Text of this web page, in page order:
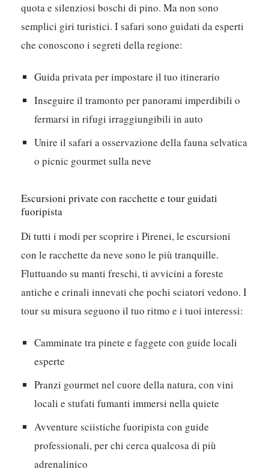
quota e silenziosi boschi di pino. Ma non sono
semplici giri turistici. I safari sono guidati da esperti
che conoscono i segreti della regione:
Guida privata per impostare il tuo itinerario
Inseguire il tramonto per panorami imperdibili o
fermarsi in rifugi irraggiungibili in auto
Unire il safari a osservazione della fauna selvatica
o picnic gourmet sulla neve
Escursioni private con racchette e tour guidati
fuoripista
Di tutti i modi per scoprire i Pirenei, le escursioni
con le racchette da neve sono le più tranquille.
Fluttuando su manti freschi, ti avvicini a foreste
antiche e crinali innevati che pochi sciatori vedono. I
tour su misura seguono il tuo ritmo e i tuoi interessi:
Camminate tra pinete e faggete con guide locali
esperte
Pranzi gourmet nel cuore della natura, con vini
locali e stufati fumanti immersi nella quiete
Avventure sciistiche fuoripista con guide
professionali, per chi cerca qualcosa di più
adrenalinico